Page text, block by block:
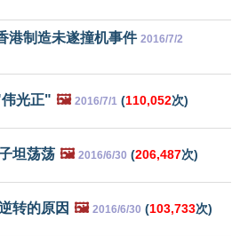
港制造未遂撞机事件 2016/7/2
光正" 🖼️ 2016/7/1 (110,052次)
坦荡荡 🖼️ 2016/6/30 (206,487次)
转的原因 🖼️ 2016/6/30 (103,733次)